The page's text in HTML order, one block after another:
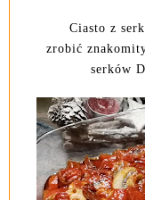
Ciasto z
zrobić
serków